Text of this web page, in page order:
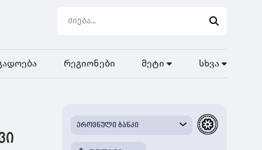
რეგიონები მეტი სხვა